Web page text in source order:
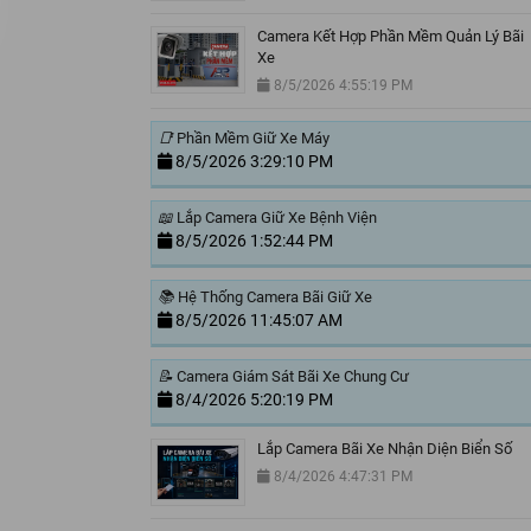
Camera Kết Hợp Phần Mềm Quản Lý Bãi
Xe
8/5/2026 4:55:19 PM
📑 Phần Mềm Giữ Xe Máy
8/5/2026 3:29:10 PM
📖 Lắp Camera Giữ Xe Bệnh Viện
8/5/2026 1:52:44 PM
📚 Hệ Thống Camera Bãi Giữ Xe
8/5/2026 11:45:07 AM
📝 Camera Giám Sát Bãi Xe Chung Cư
8/4/2026 5:20:19 PM
Lắp Camera Bãi Xe Nhận Diện Biển Số
8/4/2026 4:47:31 PM